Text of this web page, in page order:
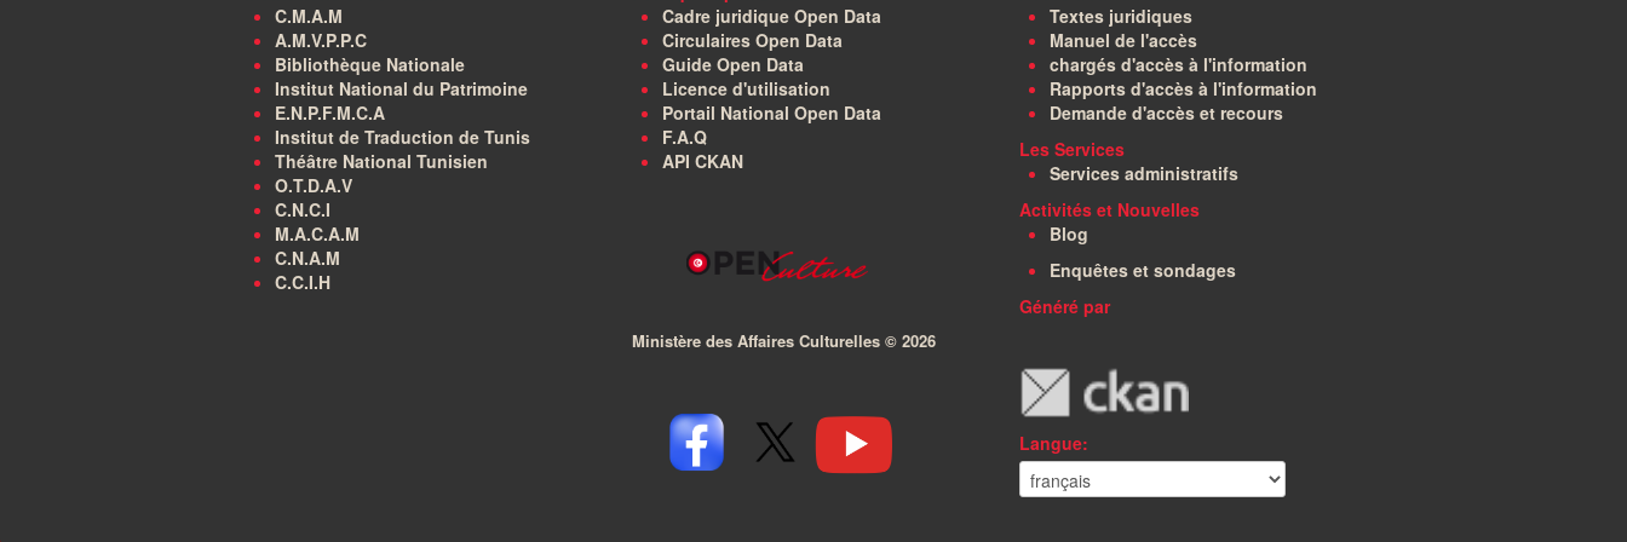
C.M.A.M
A.M.V.P.P.C
Bibliothèque Nationale
Institut National du Patrimoine
E.N.P.F.M.C.A
Institut de Traduction de Tunis
Théâtre National Tunisien
O.T.D.A.V
C.N.C.I
M.A.C.A.M
C.N.A.M
C.C.I.H
Cadre juridique Open Data
Circulaires Open Data
Guide Open Data
Licence d'utilisation
Portail National Open Data
F.A.Q
API CKAN
Ministère des Affaires Culturelles © 2026
Textes juridiques
Manuel de l'accès
chargés d'accès à l'information
Rapports d'accès à l'information
Demande d'accès et recours
Les Services
Services administratifs
Activités et Nouvelles
Blog
Enquêtes et sondages
Généré par
Langue